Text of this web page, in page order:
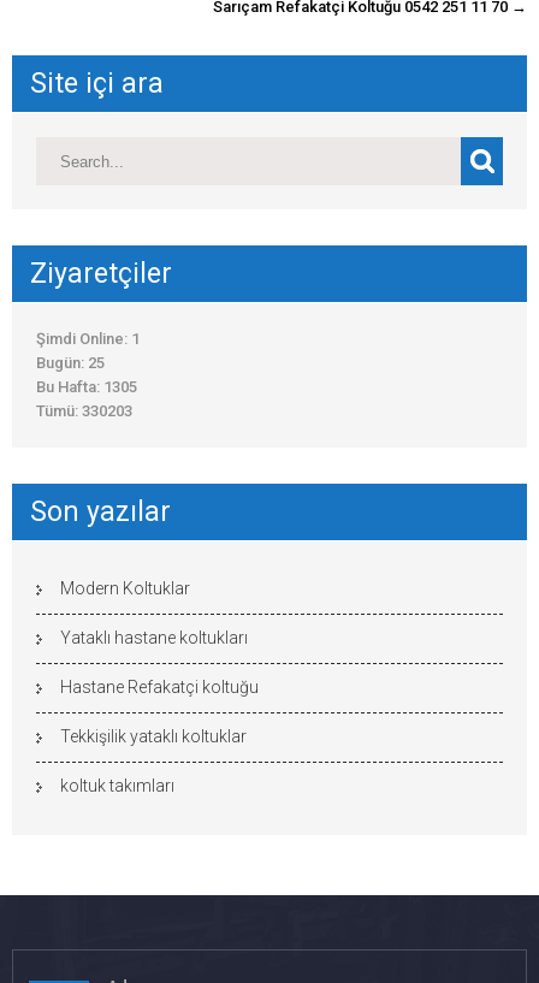
Sarıçam Refakatçi Koltuğu 0542 251 11 70 →
Site içi ara
Ziyaretçiler
Şimdi Online: 1
Bugün: 25
Bu Hafta: 1305
Tümü: 330203
Son yazılar
Modern Koltuklar
Yataklı hastane koltukları
Hastane Refakatçi koltuğu
Tekkişilik yataklı koltuklar
koltuk takımları